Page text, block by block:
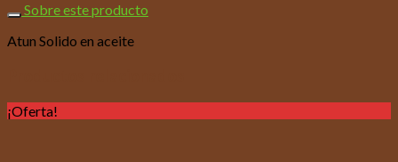
Sobre este producto
Atun Solido en aceite
¡Oferta!